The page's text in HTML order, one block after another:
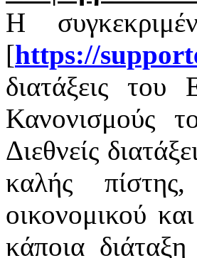
Η
[https://
διατάξεις του
Κανονισμούς
Διεθνείς
καλής
οικονομικού
κάποια